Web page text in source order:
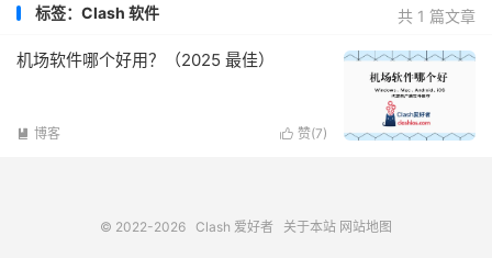
共 1 篇文章
标签：Clash 软件
机场软件哪个好用？（2025 最佳）
 赞(7)
 博客
© 2022-2026 Clash 爱好者 关于本站 网站地图